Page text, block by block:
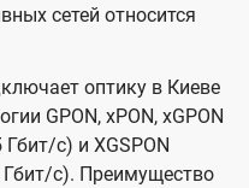
сетей относится
оптику в Киеве
GPON, xPON, xGPON
с) и XGSPON
Гбит/с). Преимущество